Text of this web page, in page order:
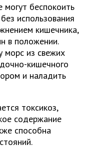
могут беспокоить
использования
кишечника,
в положении.
морс из свежих
кишечного
и наладить
токсикоз,
содержание
способна